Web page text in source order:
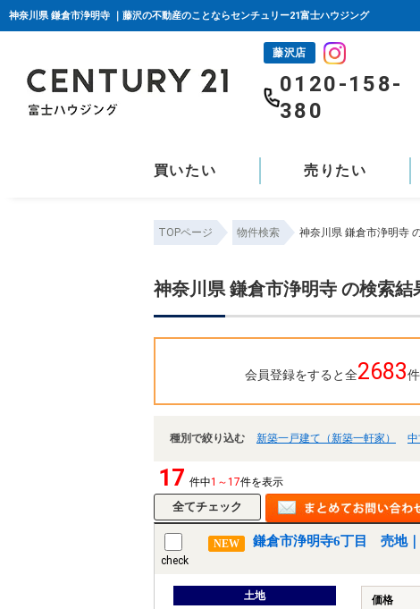
神奈川県 鎌倉市浄明寺 ｜藤沢の不動産のことならセンチュリー21富士ハウジング
藤沢店
0120-158-
380
買いたい 売りたい
TOPページ 物件検索 神奈川県 鎌倉市浄明寺
神奈川県 鎌倉市浄明寺 の検索結
会員登録をすると全2683
種別で絞り込む 新築一戸建て（新築一軒家）
17 件中1～17件を表示
check
NEW 鎌倉市浄明寺6丁目 売地
土地 価格